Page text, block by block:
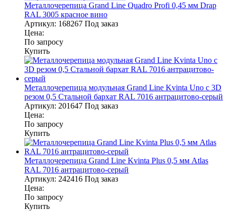
Металлочерепица Grand Line Quadro Profi 0,45 мм Drap
RAL 3005 красное вино
Артикул: 168267 Под заказ
Цена:
По запросу
Купить
Металлочерепица модульная Grand Line Kvinta Uno c 3D
резом 0,5 Стальной бархат RAL 7016 антрацитово-серый
Артикул: 201647 Под заказ
Цена:
По запросу
Купить
Металлочерепица Grand Line Kvinta Plus 0,5 мм Atlas
RAL 7016 антрацитово-серый
Артикул: 242416 Под заказ
Цена:
По запросу
Купить